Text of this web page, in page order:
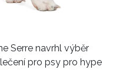
Serre navrhl výběr
pro psy pro hype